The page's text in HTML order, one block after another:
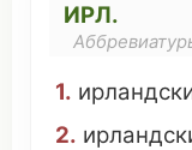
ИРЛ.
1.
2.